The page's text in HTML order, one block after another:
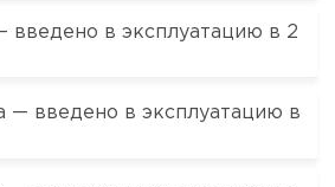
введено в эксплуатацию в 2
— введено в эксплуатацию в